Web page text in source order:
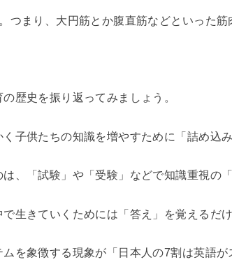
つまり、大円筋とか腹直筋などといった
歴史を振り返ってみましょう。
子供たちの知識を増やすために「詰め込
、「試験」や「受験」などで知識重視の
生きていくためには「答え」を覚えるだ
を象徴する現象が「日本人の7割は英語が